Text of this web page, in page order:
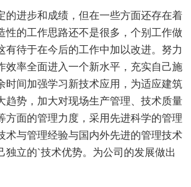
的进步和成绩，但在一些方面还存在着
性的工作思路还不是很多，个别工作做
有待于在今后的工作中加以改进。努力
效率全面进入一个新水平，充实自己施
时间加强学习新技术应用，为适应建筑
趋势，加大对现场生产管理、技术质量
方面的管理力度，采用先进科学的管理
术与管理经验与国内外先进的管理技术
独立的`技术优势。为公司的发展做出